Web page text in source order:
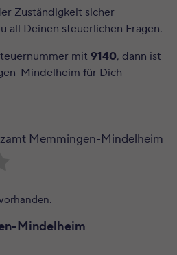
Zuständigkeit sicher
all Deinen steuerlichen Fragen.
mit 9140, dann ist
Mindelheim für Dich
Memmingen-Mindelheim
Mindelheim